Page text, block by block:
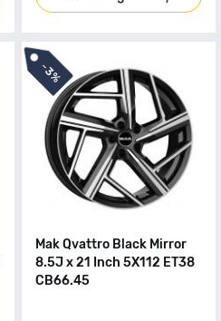
-
3%
Mak Qvattro Black Mirror
8.5J x 21 Inch 5X112 ET38
CB66.45